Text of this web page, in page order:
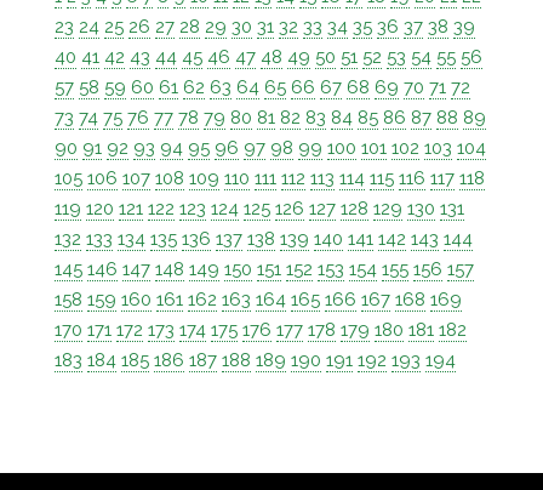
23 24 25 26 27 28 29 30 31 32 33 34 35 36 37 38 39
40 41 42 43 44 45 46 47 48 49 50 51 52 53 54 55 56
57 58 59 60 61 62 63 64 65 66 67 68 69 70 71 72
73 74 75 76 77 78 79 80 81 82 83 84 85 86 87 88 89
90 91 92 93 94 95 96 97 98 99 100 101 102 103 104
105 106 107 108 109 110 111 112 113 114 115 116 117 118
119 120 121 122 123 124 125 126 127 128 129 130 131
132 133 134 135 136 137 138 139 140 141 142 143 144
145 146 147 148 149 150 151 152 153 154 155 156 157
158 159 160 161 162 163 164 165 166 167 168 169
170 171 172 173 174 175 176 177 178 179 180 181 182
183 184 185 186 187 188 189 190 191 192 193 194